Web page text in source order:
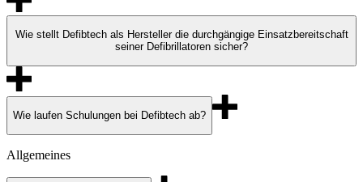
Wie stellt Defibtech als Hersteller die durchgängige Einsatzbereitschaft
seiner Defibrillatoren sicher?
Wie laufen Schulungen bei Defibtech ab?
Allgemeines